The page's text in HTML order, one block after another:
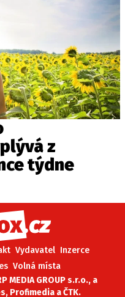
z
týdne
Vydavatel Inzerce
Volná místa
MEDIA GROUP s.r.o., a
Profimedia a ČTK.